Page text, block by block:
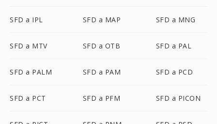
SFD a IPL SFD a MAP SFD a MNG
SFD a MTV SFD a OTB SFD a PAL
SFD a PALM SFD a PAM SFD a PCD
SFD a PCT SFD a PFM SFD a PICON